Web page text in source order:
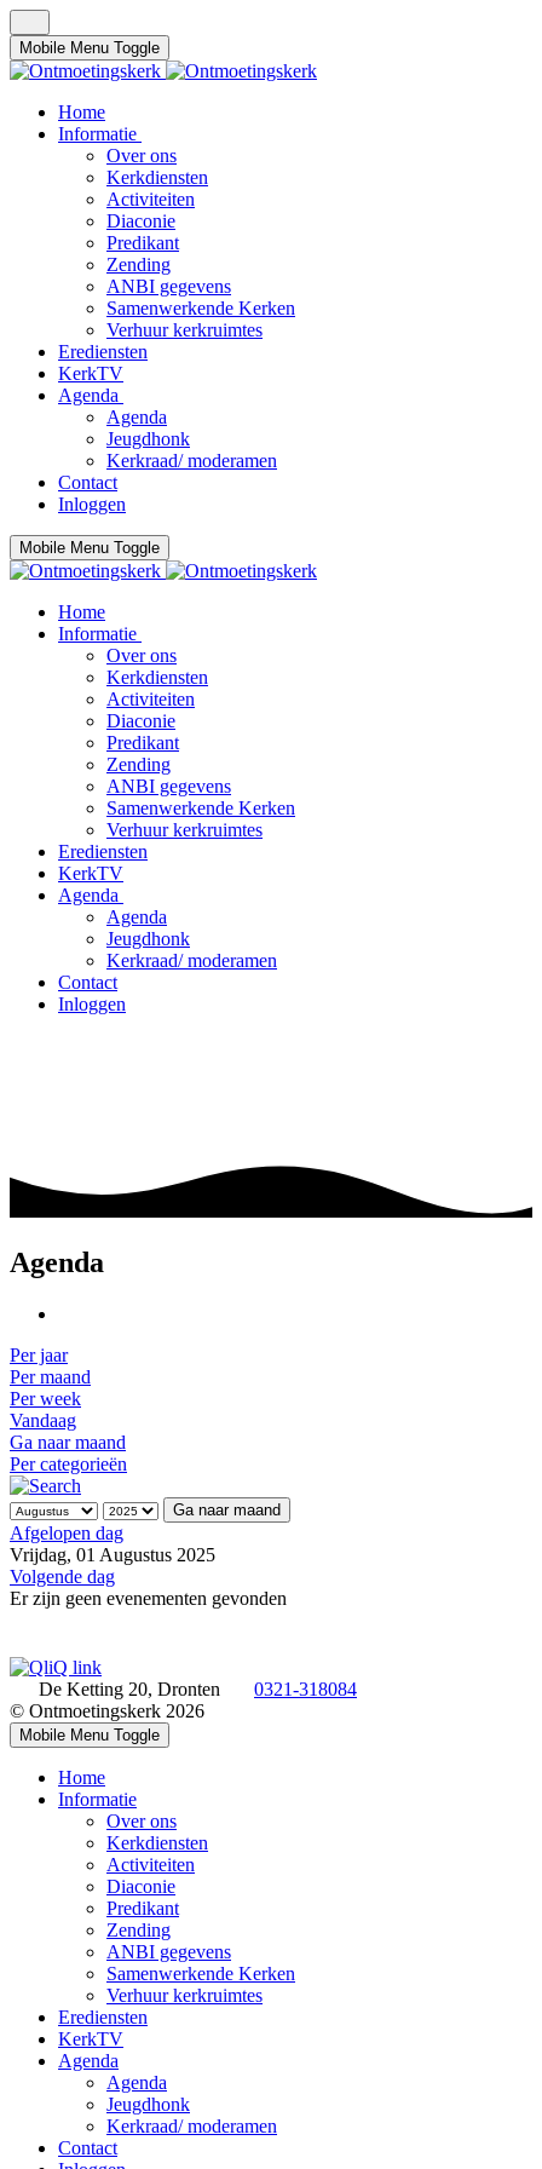
Mobile Menu Toggle
Home
Informatie
Over ons
Kerkdiensten
Activiteiten
Diaconie
Predikant
Zending
ANBI gegevens
Samenwerkende Kerken
Verhuur kerkruimtes
Erediensten
KerkTV
Agenda
Agenda
Jeugdhonk
Kerkraad/ moderamen
Contact
Inloggen
Mobile Menu Toggle
Home
Informatie
Over ons
Kerkdiensten
Activiteiten
Diaconie
Predikant
Zending
ANBI gegevens
Samenwerkende Kerken
Verhuur kerkruimtes
Erediensten
KerkTV
Agenda
Agenda
Jeugdhonk
Kerkraad/ moderamen
Contact
Inloggen
Agenda
Per jaar
Per maand
Per week
Vandaag
Ga naar maand
Per categorieën
Ga naar maand
Afgelopen dag
Vrijdag, 01 Augustus 2025
Volgende dag
Er zijn geen evenementen gevonden
De Ketting 20, Dronten
0321-318084
© Ontmoetingskerk 2026
Mobile Menu Toggle
Home
Informatie
Over ons
Kerkdiensten
Activiteiten
Diaconie
Predikant
Zending
ANBI gegevens
Samenwerkende Kerken
Verhuur kerkruimtes
Erediensten
KerkTV
Agenda
Agenda
Jeugdhonk
Kerkraad/ moderamen
Contact